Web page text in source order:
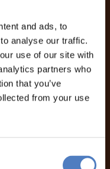
and ads, to
analyse our traffic.
use of our site with
partners who
that you’ve
from your use